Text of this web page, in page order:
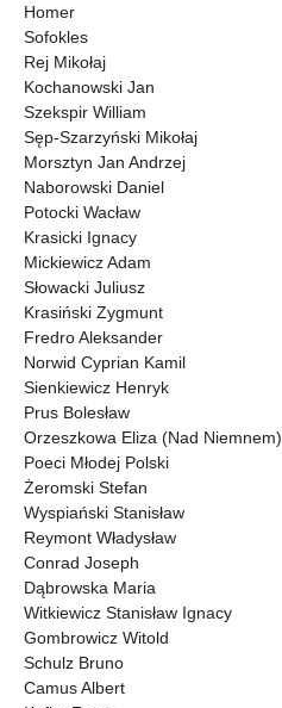
Homer
Sofokles
Rej Mikołaj
Kochanowski Jan
Szekspir William
Sęp-Szarzyński Mikołaj
Morsztyn Jan Andrzej
Naborowski Daniel
Potocki Wacław
Krasicki Ignacy
Mickiewicz Adam
Słowacki Juliusz
Krasiński Zygmunt
Fredro Aleksander
Norwid Cyprian Kamil
Sienkiewicz Henryk
Prus Bolesław
Orzeszkowa Eliza (Nad Niemnem)
Poeci Młodej Polski
Żeromski Stefan
Wyspiański Stanisław
Reymont Władysław
Conrad Joseph
Dąbrowska Maria
Witkiewicz Stanisław Ignacy
Gombrowicz Witold
Schulz Bruno
Camus Albert